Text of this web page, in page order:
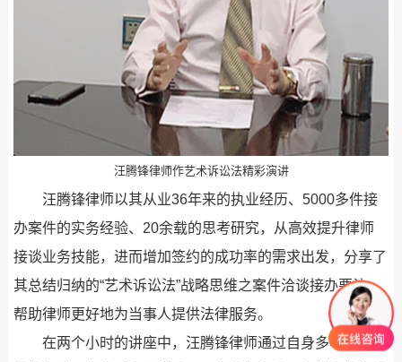
汪腾锋律师作艺术诉讼法精彩演讲
汪腾锋律师以其从业36年来的执业经历、5000多件接
办案件的实务经验、20余载的思考研究，从高效提升律师
接谈业务技能，进而增加签约的成功率的需求出发，分享了
其总结归纳的“艺术诉讼法”战略思维之案件洽谈接办要诀，
帮助律师更好地为当事人提供法律服务。
在两个小时的讲座中，汪腾锋律师通过自身多年接谈案